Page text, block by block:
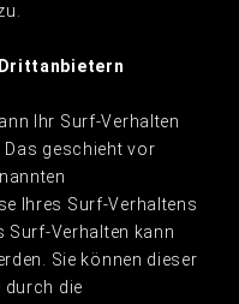
Ihr Surf-Verhalten
geschieht vor
Ihres Surf-Verhaltens
Surf-Verhalten kann
Sie können dieser
durch die